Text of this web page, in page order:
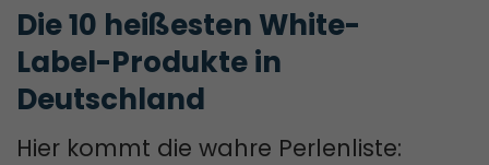
Die 10 heißesten White-
Label-Produkte in
Deutschland
Hier kommt die wahre Perlenliste: